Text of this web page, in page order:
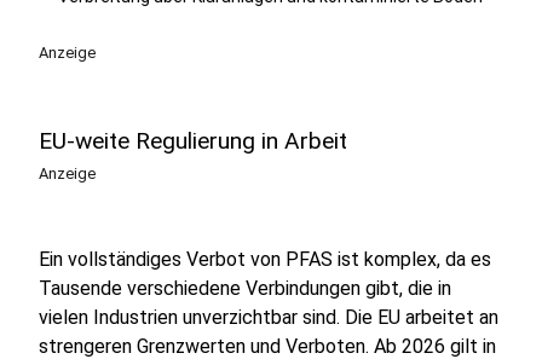
Anzeige
EU-weite Regulierung in Arbeit
Anzeige
Ein vollständiges Verbot von PFAS ist komplex, da es
Tausende verschiedene Verbindungen gibt, die in
vielen Industrien unverzichtbar sind. Die EU arbeitet an
strengeren Grenzwerten und Verboten. Ab 2026 gilt in